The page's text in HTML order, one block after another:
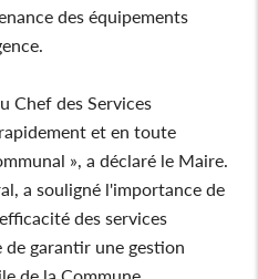
des équipements
Chef des Services
et en toute
», a déclaré le Maire.
a souligné l'importance de
des services
de garantir une gestion